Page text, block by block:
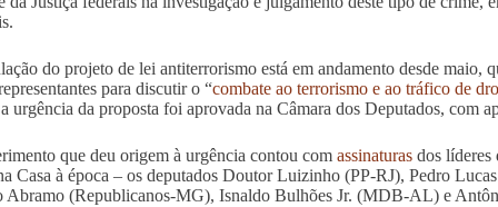
do projeto de lei antiterrorismo está em andamento desde maio,
para discutir o “combate ao terrorismo e ao tráfico de
urgência da proposta foi aprovada na Câmara dos Deputados, com
que deu origem à urgência contou com assinaturasdos líderes
Casa à época – os deputados Doutor Luizinho (PP-RJ), Pedro
Abramo (Republicanos-MG), Isnaldo Bulhões Jr. (MDB-AL) e